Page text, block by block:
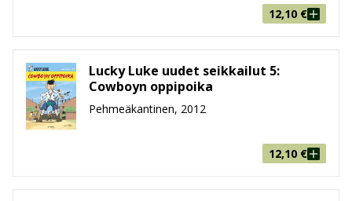
12,10 €
Lucky Luke uudet seikkailut 5:
Cowboyn oppipoika
Pehmeäkantinen, 2012
12,10 €